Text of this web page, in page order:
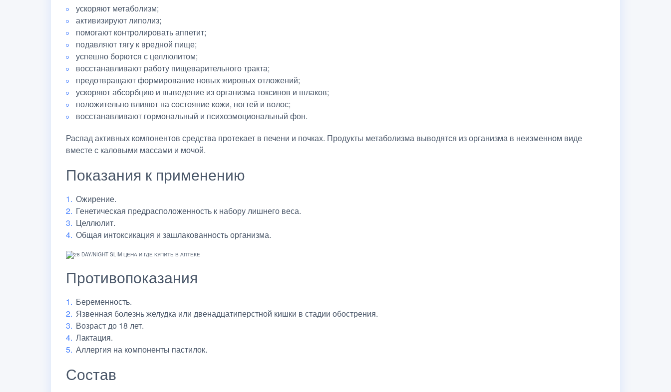
ускоряют метаболизм;
активизируют липолиз;
помогают контролировать аппетит;
подавляют тягу к вредной пище;
успешно борются с целлюлитом;
восстанавливают работу пищеварительного тракта;
предотвращают формирование новых жировых отложений;
ускоряют абсорбцию и выведение из организма токсинов и шлаков;
положительно влияют на состояние кожи, ногтей и волос;
восстанавливают гормональный и психоэмоциональный фон.
Распад активных компонентов средства протекает в печени и почках. Продукты метаболизма выводятся из организма в неизменном виде
вместе с каловыми массами и мочой.
Показания к применению
Ожирение.
Генетическая предрасположенность к набору лишнего веса.
Целлюлит.
Общая интоксикация и зашлакованность организма.
Противопоказания
Беременность.
Язвенная болезнь желудка или двенадцатиперстной кишки в стадии обострения.
Возраст до 18 лет.
Лактация.
Аллергия на компоненты пастилок.
Состав